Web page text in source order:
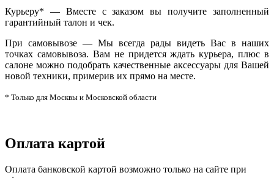
Курьеру* — Вместе с заказом вы получите заполненный
гарантийный талон и чек.
При самовывозе — Мы всегда рады видеть Вас в наших
точках самовывоза. Вам не придется ждать курьера, плюс в
салоне можно подобрать качественные аксессуары для Вашей
новой техники, примерив их прямо на месте.
* Только для Москвы и Московской области
Оплата картой
Оплата банковской картой возможно только на сайте при